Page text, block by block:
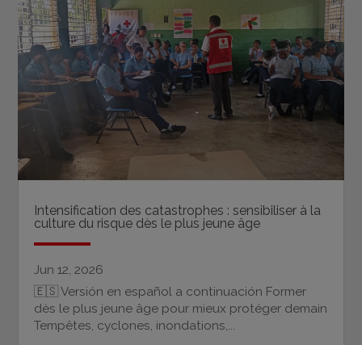
Intensification des catastrophes : sensibiliser à la
culture du risque dès le plus jeune âge
Jun 12, 2026
🇪🇸 Versión en español a continuación Former
dès le plus jeune âge pour mieux protéger demain
Tempêtes, cyclones, inondations,...